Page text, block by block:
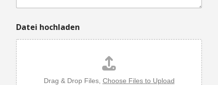
c
r
c
h
t
Datei hochladen
Drag & Drop Files, Choose Files to Upload